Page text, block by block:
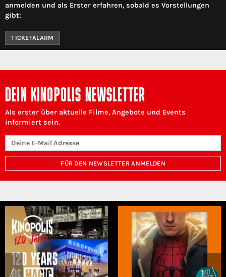
anmelden und als Erster erfahren, sobald es Vorstellungen
gibt:
TICKETALARM
DEIN KINOPOLIS NEWSLETTER
Als erster über aktuelle Filme, Angebote und Events
informiert sein.
FÜR DEN NEWSLETTER ANMELDEN